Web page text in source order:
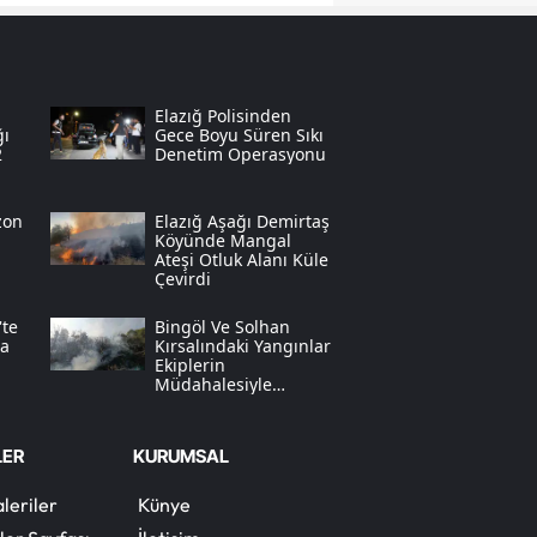
Sinop
Tekirdağ
Tokat
Trabzon
Tunceli
Van
Elazığ Polisinden
Gece Boyu Süren Sıkı
Denetim Operasyonu
Elazığ Aşağı Demirtaş
Köyünde Mangal
Ateşi Otluk Alanı Küle
Çevirdi
Bingöl Ve Solhan
Kırsalındaki Yangınlar
Ekiplerin
Müdahalesiyle
KURUMSAL
Künye